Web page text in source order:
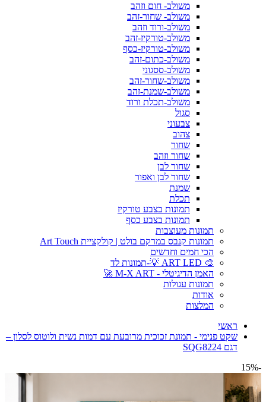
משולב- חום וזהב
משולב- שחור-זהב
משולב-ורוד וזהב
משולב-טורקיז-זהב
משולב-טורקיז-כסף
משולב-כתום-זהב
משולב-ססגוני
משולב-שחור-זהב
משולב-שמנת-זהב
משולב-תכלת ורוד
סגול
צבעוני
צהוב
שחור
שחור וזהב
שחור לבן
שחור לבן ואפור
שמנת
תכלת
תמונות בצבע טורקיז
תמונות בצבע כסף
תמונות מעוצבות
תמונות קנבס במרקם בולט | קולקציית Art Touch
הכי חמים וחדשים
🎨 ART LED 💡-תמונות לד
האמן הדיגיטלי - M-X ART 🚀
תמונות עגולות
אודות
המלצות
ראשי
שקט פנימי - תמונת זכוכית מרובעת עם דמות נשית ולוטוס לסלון –
דגם SQG8224
-15%